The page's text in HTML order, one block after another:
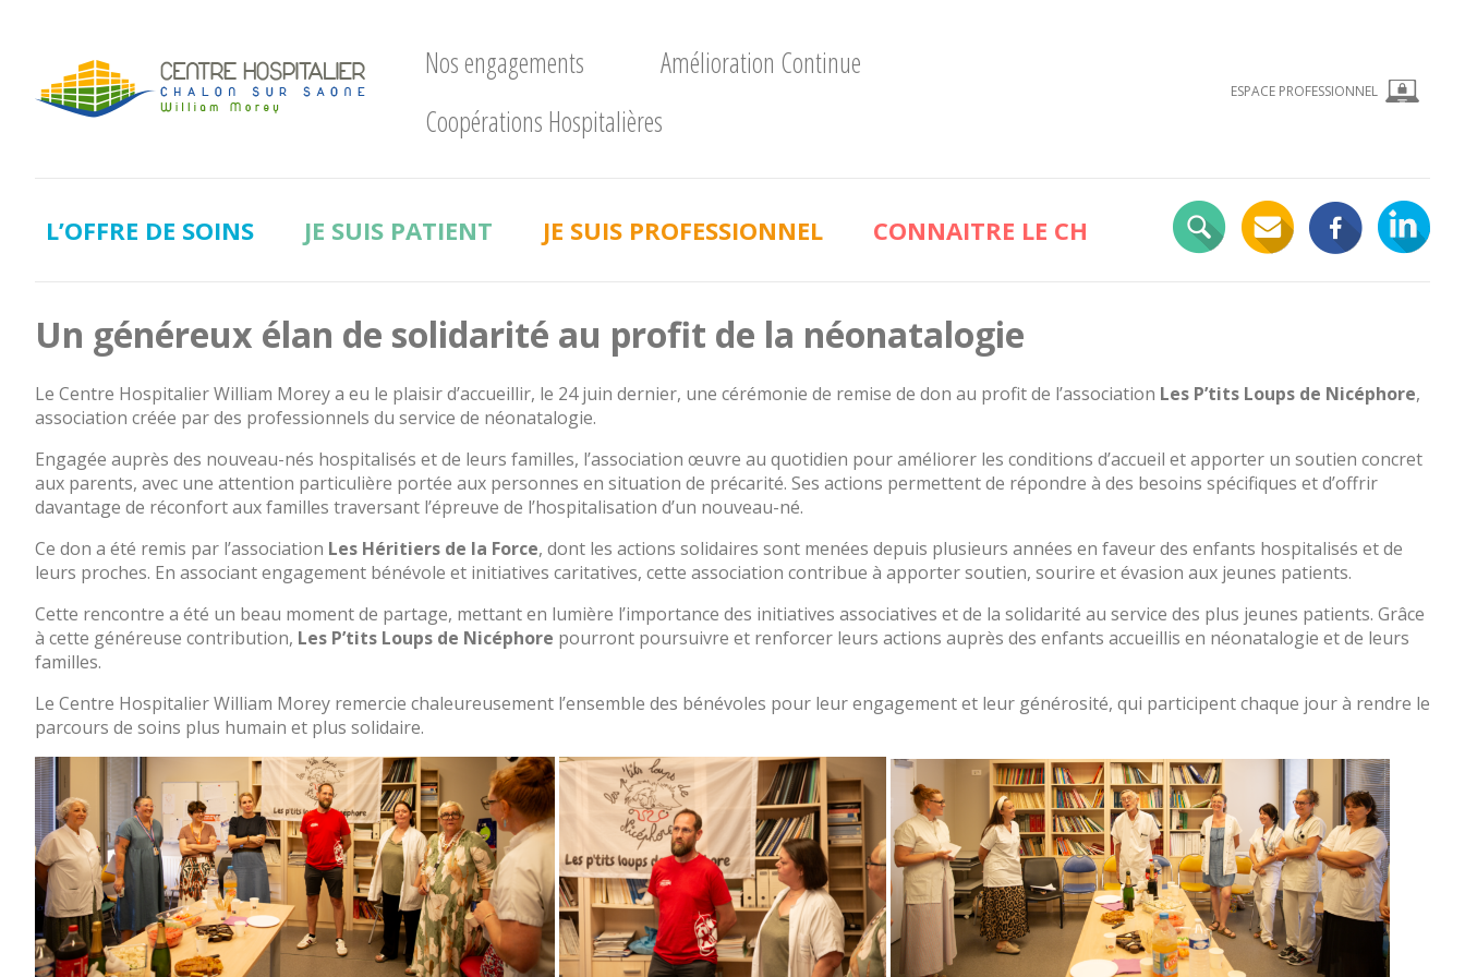
Nos engagements
Amélioration Continue
Coopérations Hospitalières
ESPACE PROFESSIONNEL
L’OFFRE DE SOINS JE SUIS PATIENT JE SUIS PROFESSIONNEL CONNAITRE LE CH
CHWM
Développement
La
clinique
Portail
de
transparence
–
Recherche
clinique
du
CHWM
Amélioration
Continue
Certification
HAS
Démarche
Qualité
Les
indicateurs
qualité
Gestion
Un généreux élan de solidarité au profit de la néonatalogie
Le Centre Hospitalier William Morey a eu le plaisir d’accueillir, le 24 juin dernier, une cérémonie de remise de don au profit de l’association Les P’tits Loups de Nicéphore,
association créée par des professionnels du service de néonatalogie.
Engagée auprès des nouveau-nés hospitalisés et de leurs familles, l’association œuvre au quotidien pour améliorer les conditions d’accueil et apporter un soutien concret
aux parents, avec une attention particulière portée aux personnes en situation de précarité. Ses actions permettent de répondre à des besoins spécifiques et d’offrir
davantage de réconfort aux familles traversant l’épreuve de l’hospitalisation d’un nouveau-né.
Ce don a été remis par l’association Les Héritiers de la Force, dont les actions solidaires sont menées depuis plusieurs années en faveur des enfants hospitalisés et de
leurs proches. En associant engagement bénévole et initiatives caritatives, cette association contribue à apporter soutien, sourire et évasion aux jeunes patients.
Cette rencontre a été un beau moment de partage, mettant en lumière l’importance des initiatives associatives et de la solidarité au service des plus jeunes patients. Grâce
à cette généreuse contribution, Les P’tits Loups de Nicéphore pourront poursuivre et renforcer leurs actions auprès des enfants accueillis en néonatalogie et de leurs
familles.
Le Centre Hospitalier William Morey remercie chaleureusement l’ensemble des bénévoles pour leur engagement et leur générosité, qui participent chaque jour à rendre le
parcours de soins plus humain et plus solidaire.